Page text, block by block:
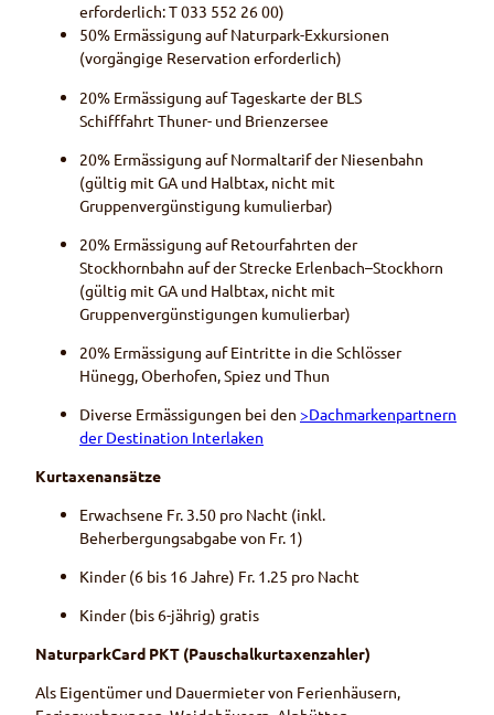
erforderlich: T 033 552 26 00)
50% Ermässigung auf Naturpark-Exkursionen
(vorgängige Reservation erforderlich)
20% Ermässigung auf Tageskarte der BLS
Schifffahrt Thuner- und Brienzersee
20% Ermässigung auf Normaltarif der Niesenbahn
(gültig mit GA und Halbtax, nicht mit
Gruppenvergünstigung kumulierbar)
20% Ermässigung auf Retourfahrten der
Stockhornbahn auf der Strecke Erlenbach–Stockhorn
(gültig mit GA und Halbtax, nicht mit
Gruppenvergünstigungen kumulierbar)
20% Ermässigung auf Eintritte in die Schlösser
Hünegg, Oberhofen, Spiez und Thun
Diverse Ermässigungen bei den >Dachmarkenpartnern
der Destination Interlaken
Kurtaxenansätze
Erwachsene Fr. 3.50 pro Nacht (inkl.
Beherbergungsabgabe von Fr. 1)
Kinder (6 bis 16 Jahre) Fr. 1.25 pro Nacht
Kinder (bis 6-jährig) gratis
NaturparkCard PKT (Pauschalkurtaxenzahler)
Als Eigentümer und Dauermieter von Ferienhäusern,